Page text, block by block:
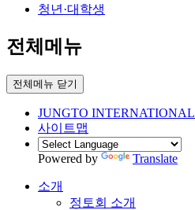
청년·대학생
전체메뉴
전체메뉴 닫기
JUNGTO INTERNATIONAL
사이트맵
Powered by Translate
소개
정토회 소개